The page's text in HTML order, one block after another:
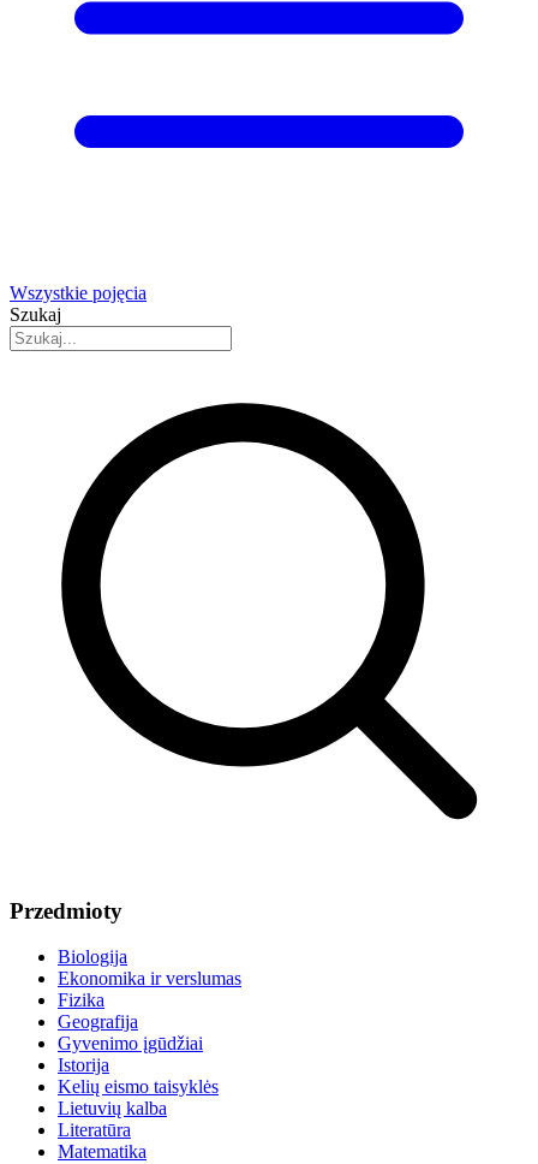
Wszystkie pojęcia
Szukaj
Przedmioty
Biologija
Ekonomika ir verslumas
Fizika
Geografija
Gyvenimo įgūdžiai
Istorija
Kelių eismo taisyklės
Lietuvių kalba
Literatūra
Matematika